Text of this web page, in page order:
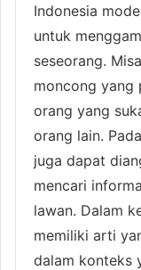
Indonesia
untuk
seseorang.
moncong yang
orang yang
orang lain.
juga dapat
mencari
lawan. Dalam
memiliki arti
dalam konteks